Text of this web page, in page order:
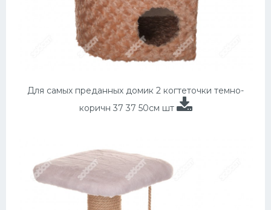
Для самых преданных домик 2 когтеточки темно-
коричн 37 37 50см шт